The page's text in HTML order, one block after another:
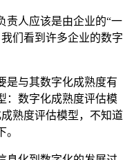
责人应该是由企业的“一
们看到许多企业的数字
是与其数字化成熟度有
：数字化成熟度评估模
熟度评估模型，不知道